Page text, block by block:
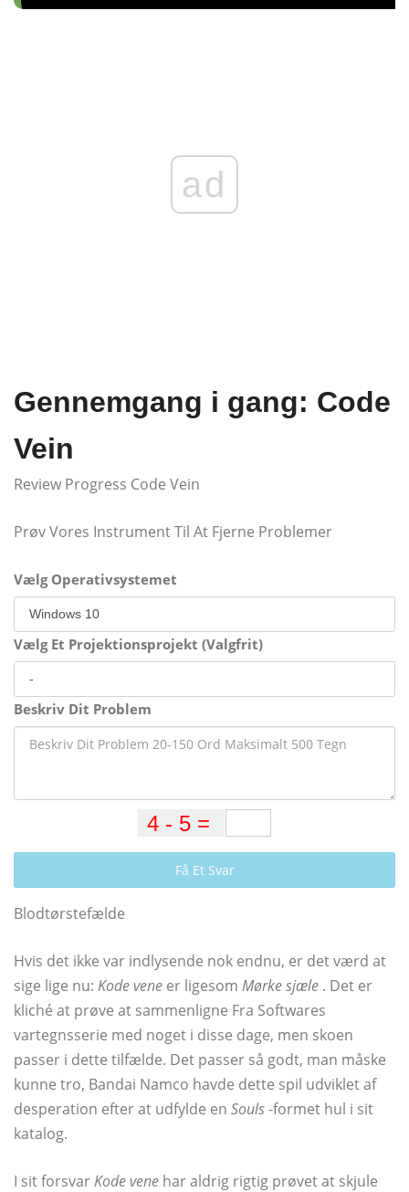
ad
Gennemgang i gang: Code
Vein
Review Progress Code Vein
Prøv Vores Instrument Til At Fjerne Problemer
Vælg Operativsystemet
Vælg Et Projektionsprojekt (Valgfrit)
Beskriv Dit Problem
Få Et Svar
Blodtørstefælde
Hvis det ikke var indlysende nok endnu, er det værd at
sige lige nu: Kode vene er ligesom Mørke sjæle . Det er
kliché at prøve at sammenligne Fra Softwares
vartegnsserie med noget i disse dage, men skoen
passer i dette tilfælde. Det passer så godt, man måske
kunne tro, Bandai Namco havde dette spil udviklet af
desperation efter at udfylde en Souls-formet hul i sit
katalog.
I sit forsvarKode vene har aldrig rigtig prøvet at skjule